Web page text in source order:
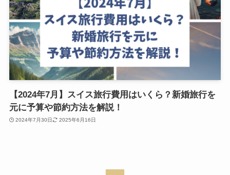
【2024年7月】スイス旅行費用はいくら？新婚旅行を
元に予算や節約方法を解説！
2024年7月30日 2025年6月16日